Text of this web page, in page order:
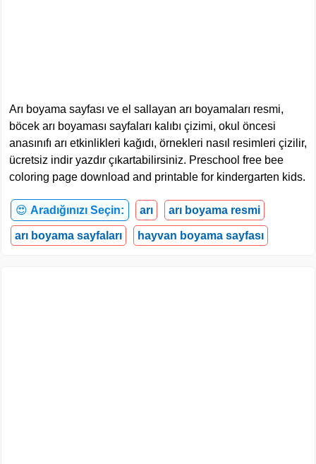
Arı boyama sayfası ve el sallayan arı boyamaları resmi,
böcek arı boyaması sayfaları kalıbı çizimi, okul öncesi
anasınıfı arı etkinlikleri kağıdı, örnekleri nasıl resimleri çizilir,
ücretsiz indir yazdır çıkartabilirsiniz. Preschool free bee
coloring page download and printable for kindergarten kids.
😍 Aradığınızı Seçin: arı arı boyama resmi
arı boyama sayfaları hayvan boyama sayfası